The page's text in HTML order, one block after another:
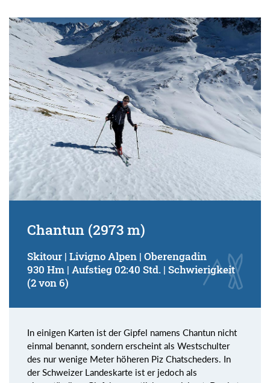
Chantun (2973 m)
Skitour | Livigno Alpen | Oberengadin
930 Hm | Aufstieg 02:40 Std. | Schwierigkeit
(2 von 6)
In einigen Karten ist der Gipfel namens Chantun nicht
einmal benannt, sondern erscheint als Westschulter
des nur wenige Meter höheren Piz Chatscheders. In
der Schweizer Landeskarte ist er jedoch als